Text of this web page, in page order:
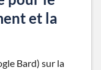
et la
Bard) sur la